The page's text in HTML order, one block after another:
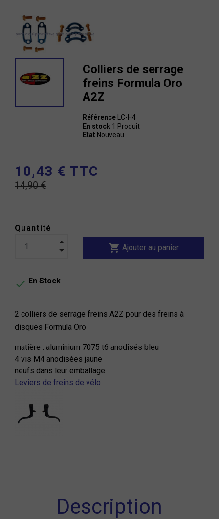
Colliers de serrage
freins Formula Oro
A2Z
Référence
LC-H4
En stock 1 Produit
Etat Nouveau
10,43 € TTC
14,90 €
Quantité
shopping_cart Ajouter au panier
 En Stock
2 colliers de serrage freins A2Z pour des freins à
disques Formula Oro
matière : aluminium 7075 t6 anodisés bleu
4 vis M4 anodisées jaune
neufs dans leur emballage
Leviers de freins de vélo
Description